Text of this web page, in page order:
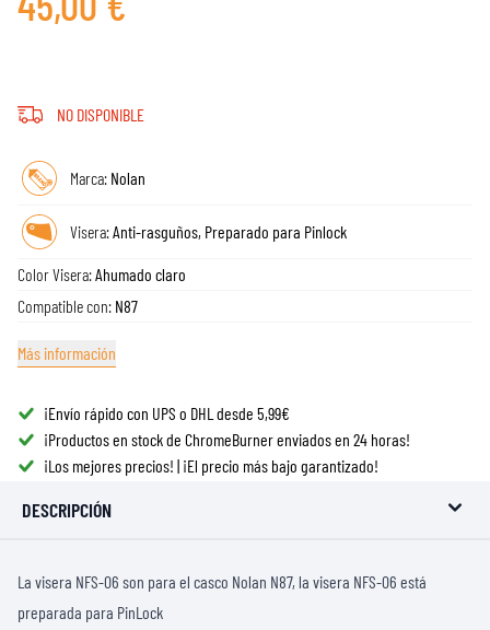
NO DISPONIBLE
Marca: Nolan
Visera:Anti-rasguños, Preparado para Pinlock
Color Visera:Ahumado claro
Compatible con: N87
Más información
¡Envío rápido con UPS o DHL desde 5,99€
¡Productos en stock de ChromeBurner enviados en 24 horas!
¡Los mejores precios! | ¡El precio más bajo garantizado!
DESCRIPCIÓN
La visera NFS-06 son para el casco Nolan N87, la visera NFS-06 está
preparada para PinLock